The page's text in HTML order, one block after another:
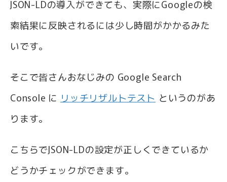
JSON-LDの導入ができても、実際にGoogleの検
索結果に反映されるには少し時間がかかるみた
いです。
そこで皆さんおなじみの Google Search
Console に リッチリザルトテスト というのがあ
ります。
こちらでJSON-LDの設定が正しくできているか
どうかチェックができます。